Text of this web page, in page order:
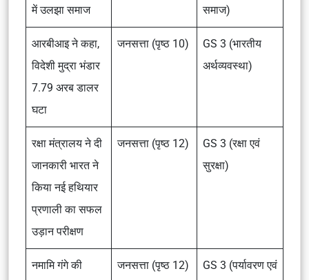
में उलझा समाज
समाज)
आरबीआइ ने कहा,
विदेशी मुद्रा भंडार
7.79 अरब डालर
घटा
जनसत्ता (पृष्ठ 10)
GS 3 (भारतीय
अर्थव्यवस्था)
रक्षा मंत्रालय ने दी
जानकारी भारत ने
किया नई हथियार
प्रणाली का सफल
उड़ान परीक्षण
जनसत्ता (पृष्ठ 12)
GS 3 (रक्षा एवं
सुरक्षा)
नमामि गंगे की
जनसत्ता (पृष्ठ 12)
GS 3 (पर्यावरण एवं